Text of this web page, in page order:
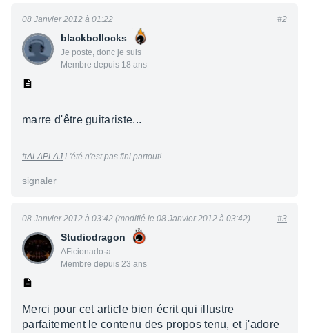
blackbollocks
Je poste, donc je suis
Membre depuis 18 ans
08 Janvier 2012 à 01:22 #2
marre d'être guitariste...
#ALAPLAJ L'été n'est pas fini partout!
signaler
Studiodragon
AFicionado·a
Membre depuis 23 ans
08 Janvier 2012 à 03:42 (modifié le 08 Janvier 2012 à 03:42) #3
Merci pour cet article bien écrit qui illustre
parfaitement le contenu des propos tenu, et j'adore